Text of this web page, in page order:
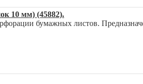
10 мм) (45882).
бумажных листов.